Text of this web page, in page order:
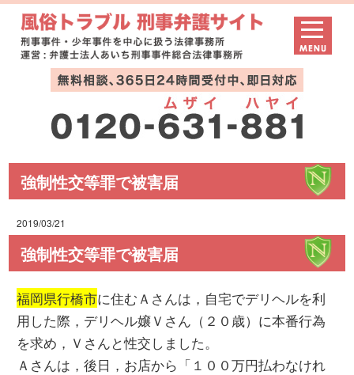
強制性交等罪で被害届
2019/03/21
強制性交等罪で被害届
福岡県行橋市に住むＡさんは，自宅でデリヘルを利
用した際，デリヘル嬢Ｖさん（２０歳）に本番行為
を求め，Ｖさんと性交しました。
Ａさんは，後日，お店から「１００万円払わなけれ